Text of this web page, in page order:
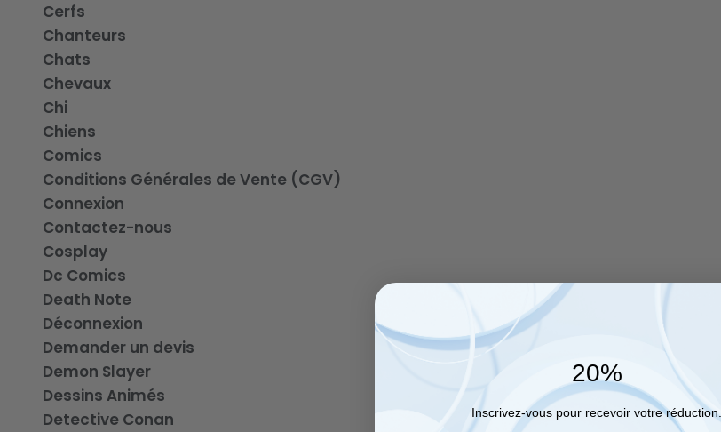
Cerfs
Chanteurs
Chats
Chevaux
Chi
Chiens
Comics
Conditions Générales de Vente (CGV)
Connexion
Contactez-nous
Cosplay
Dc Comics
Death Note
Déconnexion
Demander un devis
Demon Slayer
Dessins Animés
Detective Conan
20%
Inscrivez-vous pour recevoir votre réduction.